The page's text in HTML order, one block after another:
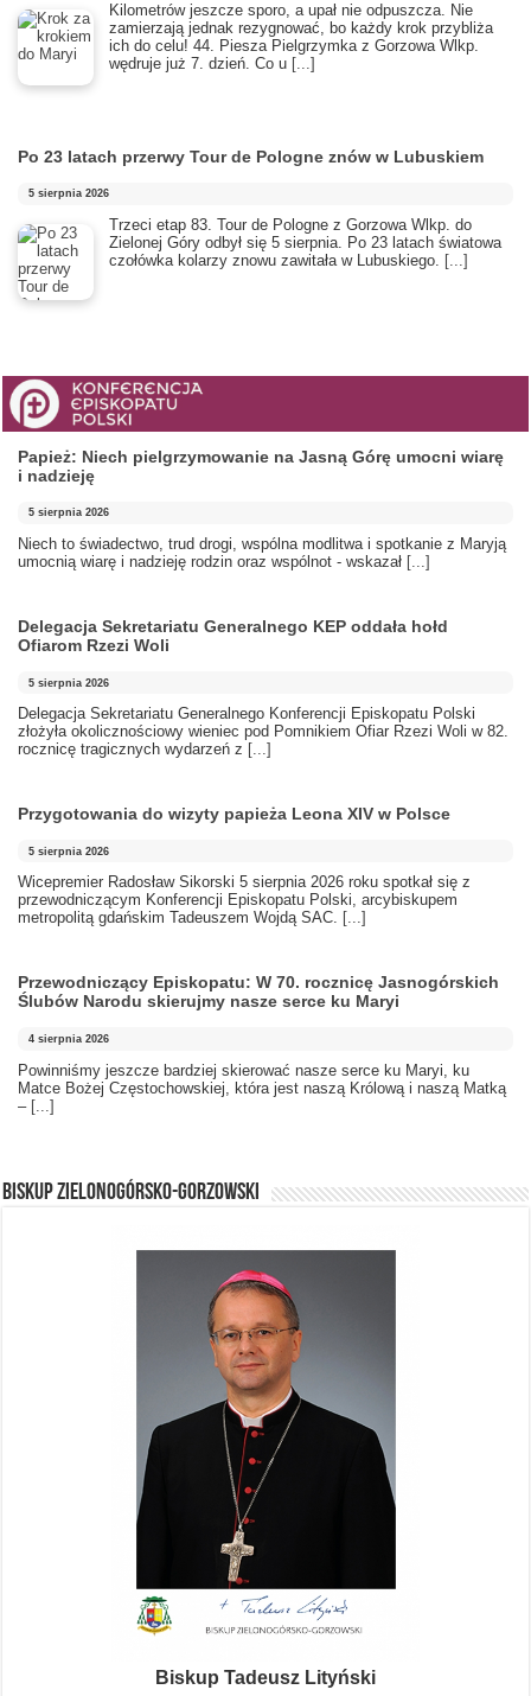
Kilometrów jeszcze sporo, a upał nie odpuszcza. Nie
zamierzają jednak rezygnować, bo każdy krok przybliża
ich do celu! 44. Piesza Pielgrzymka z Gorzowa Wlkp.
wędruje już 7. dzień. Co u [...]
Po 23 latach przerwy Tour de Pologne znów w Lubuskiem
5 sierpnia 2026
Trzeci etap 83. Tour de Pologne z Gorzowa Wlkp. do
Zielonej Góry odbył się 5 sierpnia. Po 23 latach światowa
czołówka kolarzy znowu zawitała w Lubuskiego. [...]
Papież: Niech pielgrzymowanie na Jasną Górę umocni wiarę
i nadzieję
5 sierpnia 2026
Niech to świadectwo, trud drogi, wspólna modlitwa i spotkanie z Maryją
umocnią wiarę i nadzieję rodzin oraz wspólnot - wskazał [...]
Delegacja Sekretariatu Generalnego KEP oddała hołd
Ofiarom Rzezi Woli
5 sierpnia 2026
Delegacja Sekretariatu Generalnego Konferencji Episkopatu Polski
złożyła okolicznościowy wieniec pod Pomnikiem Ofiar Rzezi Woli w 82.
rocznicę tragicznych wydarzeń z [...]
Przygotowania do wizyty papieża Leona XIV w Polsce
5 sierpnia 2026
Wicepremier Radosław Sikorski 5 sierpnia 2026 roku spotkał się z
przewodniczącym Konferencji Episkopatu Polski, arcybiskupem
metropolitą gdańskim Tadeuszem Wojdą SAC. [...]
Przewodniczący Episkopatu: W 70. rocznicę Jasnogórskich
Ślubów Narodu skierujmy nasze serce ku Maryi
4 sierpnia 2026
Powinniśmy jeszcze bardziej skierować nasze serce ku Maryi, ku
Matce Bożej Częstochowskiej, która jest naszą Królową i naszą Matką
– [...]
BISKUP ZIELONOGÓRSKO-GORZOWSKI
Biskup Tadeusz Lityński